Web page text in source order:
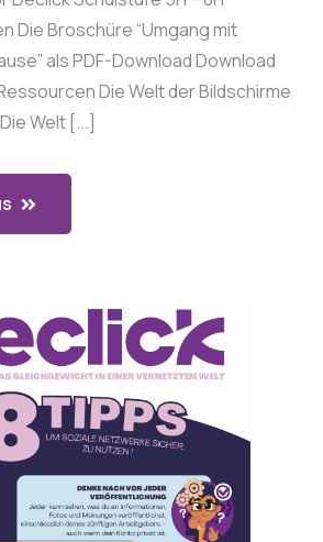
Die Broschüre “Umgang mit
als PDF-Download Download
Die Welt der Bildschirme
Welt [...]